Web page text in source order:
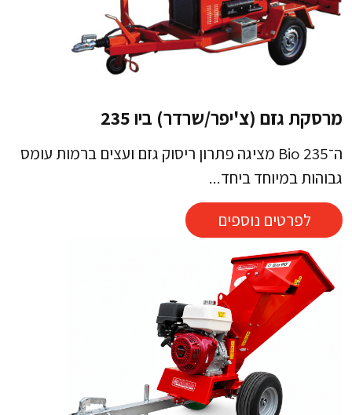
מרסקת גזם (צ'יפר/שרדר) ביו 235
ה־Bio 235 מציגה פתרון ריסוק גזם ועצים ברמות עומס
גבוהות במיוחד ביחד...
לפרטים נוספים